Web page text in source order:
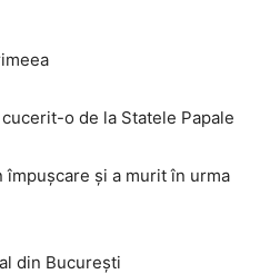
o de la Statele Papale
împușcare și a murit în urma
din București